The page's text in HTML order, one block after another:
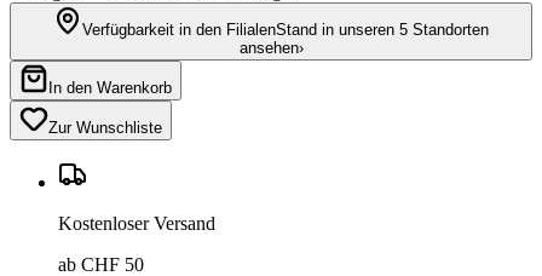
Verfügbarkeit in den FilialenStand in unseren 5 Standorten
ansehen›
In den Warenkorb
Zur Wunschliste
Kostenloser Versand
ab CHF 50